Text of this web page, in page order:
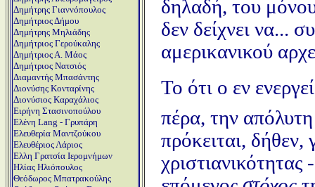
Δημήτρης Γιαννόπουλος
Δημήτριος Δήμου
Δημήτρης Μηλιάδης
Δημήτριος Γερούκαλης
Δημήτριος Α. Μάος
Δημήτριος Νατσιός
Διαμαντής Μπασάντης
Διονύσης Κονταρίνης
Διονύσιος Καραχάλιος
Ειρήνη Στασινοπούλου
Ελένη Lang - Γρυπάρη
Ελευθερία Μαντζούκου
Ελευθέριος Λάριος
Ελλη Γρατσία Ιερομνήμων
Ηλίας Ηλιόπουλος
Θεόδωρος Μπατρακούλης
δηλαδή, του
δεν δείχνει να...
αμερικανικού
Το ότι ο εν
πέρα, την
πρόκειται, δήθεν,